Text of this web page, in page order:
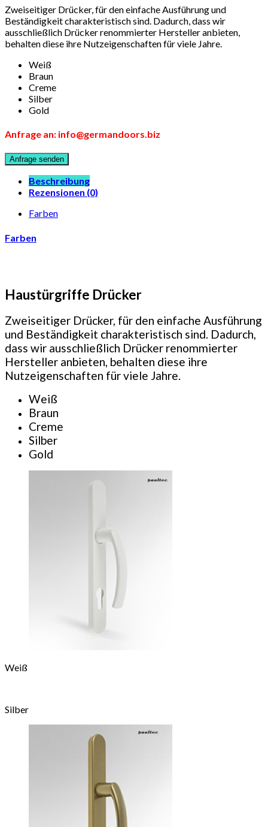
Zweiseitiger Drücker, für den einfache Ausführung und
Beständigkeit charakteristisch sind. Dadurch, dass wir
ausschließlich Drücker renommierter Hersteller anbieten,
behalten diese ihre Nutzeigenschaften für viele Jahre.
Weiß
Braun
Creme
Silber
Gold
Anfrage an: info@germandoors.biz
Beschreibung
Rezensionen (0)
Farben
Farben
Haustürgriffe Drücker
Zweiseitiger Drücker, für den einfache Ausführung
und Beständigkeit charakteristisch sind. Dadurch,
dass wir ausschließlich Drücker renommierter
Hersteller anbieten, behalten diese ihre
Nutzeigenschaften für viele Jahre.
Weiß
Braun
Creme
Silber
Gold
Weiß
Silber